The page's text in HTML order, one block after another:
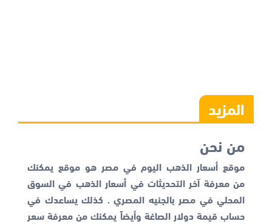
المزيد
من نحن
موقع أسعار الذهب اليوم في مصر هو موقع يمكنك
من معرفة آخر التحديثات في أسعار الذهب في السوق
المحلي في مصر بالجنيه المصري . كذلك يساعدك في
حساب قيمة دولار الصاغة وأيضاً يمكنك من معرفة سعر